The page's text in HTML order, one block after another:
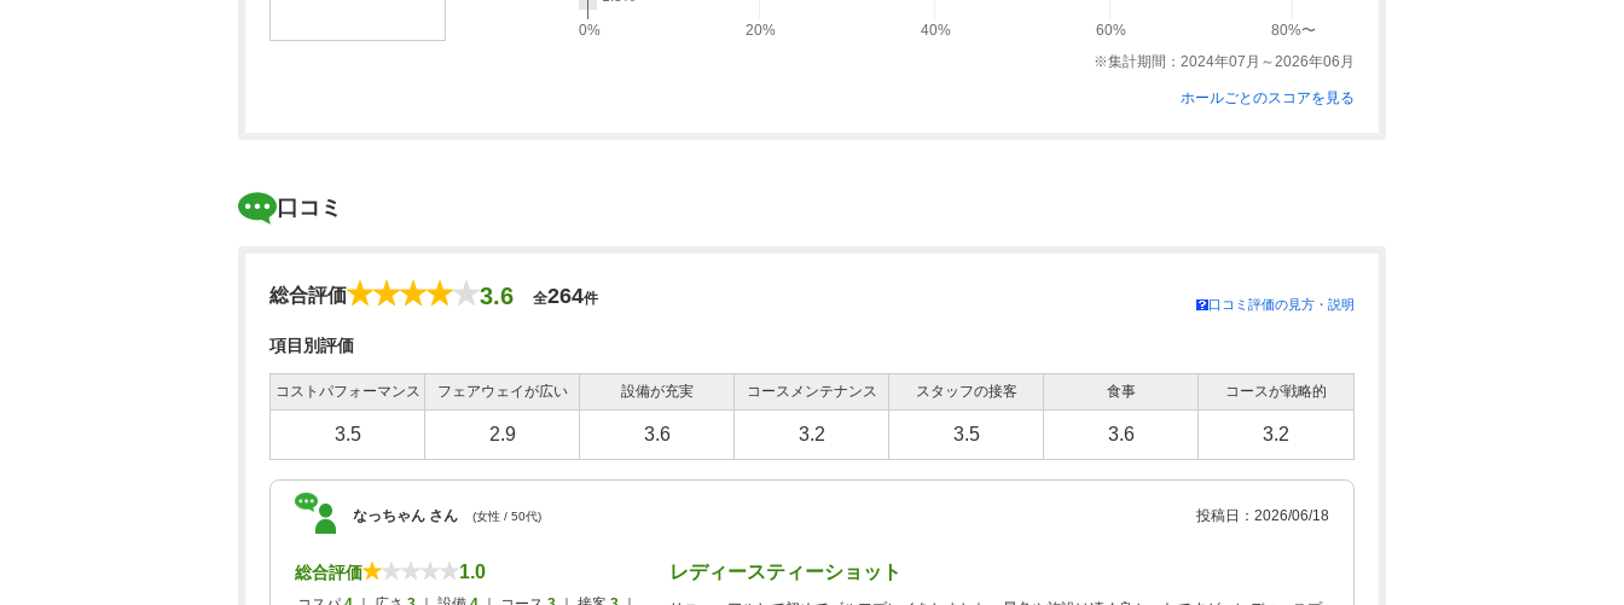
0%
20% 40% 60%
80%〜
※集計期間：2024年07月～2026年06月
ホールごとのスコアを見る
口コミ
総合評価 3.6 全264件 口コミ評価の見方・説明
項目別評価
コストパフォーマンス フェアウェイが広い 設備が充実 コースメンテナンス スタッフの接客 食事 コースが戦略的
3.5 2.9 3.6 3.2 3.5 3.6 3.2
なっちゃん さん (女性 / 50代) 投稿日：2026/06/18
総合評価 1.0 レディースティーショット